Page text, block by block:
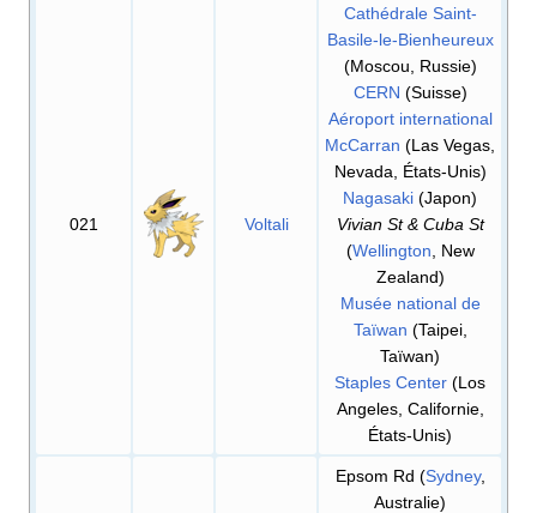
021 Voltali
Cathédrale Saint-
Basile-le-Bienheureux
(Moscou, Russie)
CERN (Suisse)
Aéroport international
McCarran (Las Vegas,
Nevada, États-Unis)
Nagasaki (Japon)
Vivian St & Cuba St
(Wellington , New
Zealand)
Musée national de
Taïwan (Taipei,
Taïwan)
Staples Center (Los
Angeles, Californie,
États-Unis)
Epsom Rd (Sydney,
Australie)